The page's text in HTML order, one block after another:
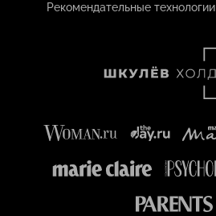
Рекомендательные технологии